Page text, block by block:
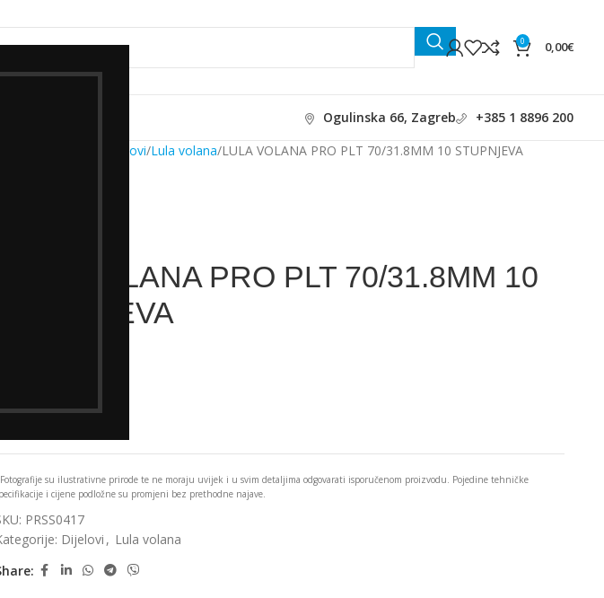
0 0,00€
Ogulinska 66, Zagreb +385 1 8896 200
Dijelovi Lula volana LULA VOLANA PRO PLT 70/31.8MM 10 STUPNJEVA
LULA VOLANA PRO PLT 70/31.8MM 10
STUPNJEVA
su ilustrativne prirode te ne moraju uvijek i u svim detaljima odgovarati isporučenom proizvodu. Pojedine tehničke
i cijene podložne su promjeni bez prethodne najave.
PRSS0417
Dijelovi , Lula volana